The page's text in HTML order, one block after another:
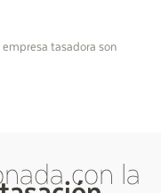
tasadora son
con la